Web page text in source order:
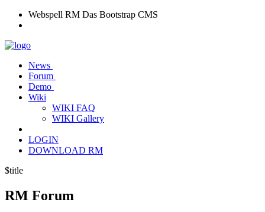
Webspell RM Das Bootstrap CMS
News
Forum
Demo
Wiki
WIKI FAQ
WIKI Gallery
LOGIN
DOWNLOAD RM
$title
RM Forum